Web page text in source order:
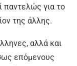
παντελώς για το
της άλλης.
αλλά και
επόμενους